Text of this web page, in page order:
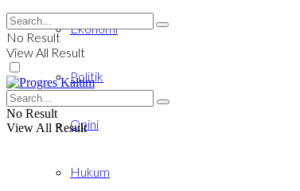
Ekonomi
Politik
Opini
Hukum
No Result
View All Result
No Result
View All Result